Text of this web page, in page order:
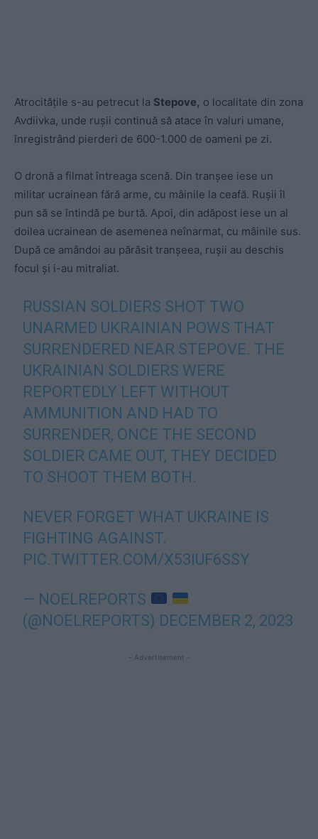
Atrocitățile s-au petrecut la Stepove, o localitate din zona
Avdiivka, unde rușii continuă să atace în valuri umane,
înregistrând pierderi de 600-1.000 de oameni pe zi.
O dronă a filmat întreaga scenă. Din tranșee iese un
militar ucrainean fără arme, cu mâinile la ceafă. Rușii îl
pun să se întindă pe burtă. Apoi, din adăpost iese un al
doilea ucrainean de asemenea neînarmat, cu mâinile sus.
După ce amândoi au părăsit tranșeea, rușii au deschis
focul și i-au mitraliat.
RUSSIAN SOLDIERS SHOT TWO
UNARMED UKRAINIAN POWS THAT
SURRENDERED NEAR STEPOVE. THE
UKRAINIAN SOLDIERS WERE
REPORTEDLY LEFT WITHOUT
AMMUNITION AND HAD TO
SURRENDER, ONCE THE SECOND
SOLDIER CAME OUT, THEY DECIDED
TO SHOOT THEM BOTH.
NEVER FORGET WHAT UKRAINE IS
FIGHTING AGAINST.
PIC.TWITTER.COM/X53IUF6SSY
— NOELREPORTS
(@NOELREPORTS) DECEMBER 2, 2023
- Advertisement -